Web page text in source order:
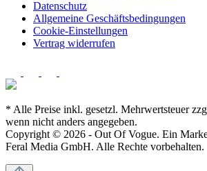
Datenschutz
Allgemeine Geschäftsbedingungen
Cookie-Einstellungen
Vertrag widerrufen
* Alle Preise inkl. gesetzl. Mehrwertsteuer
wenn nicht anders angegeben.
Copyright © 2026 - Out Of Vogue. Ein
Feral Media GmbH. Alle Rechte vorbehalten.